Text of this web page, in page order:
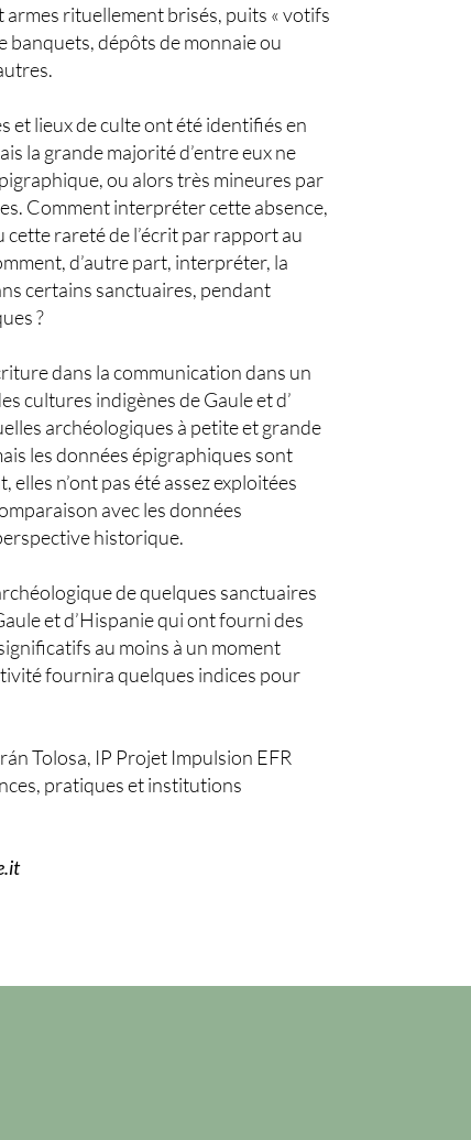
rituellement brisés, puits « votifs
banquets, dépôts de monnaie ou
et lieux de culte ont été identifiés en
la grande majorité d’entre eux ne
ou alors très mineures par
Comment interpréter cette absence,
cette rareté de l’écrit par rapport au
d’autre part, interpréter, la
certains sanctuaires, pendant
?
dans la communication dans un
cultures indigènes de Gaule et d’
archéologiques à petite et grande
les données épigraphiques sont
n’ont pas été assez exploitées
avec les données
historique.
de quelques sanctuaires
et d’Hispanie qui ont fourni des
au moins à un moment
fournira quelques indices pour
Tolosa, IP Projet Impulsion EFR
pratiques et institutions